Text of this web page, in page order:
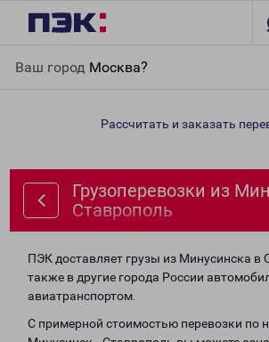
Ваш город Москва?
Ставрополь
Рассчитать и заказать
Грузоперевозки из
Ставрополь
ПЭК доставляет грузы из Минусинска в
также в другие города России
авиатранспортом.
С примерной стоимостью перевозки по